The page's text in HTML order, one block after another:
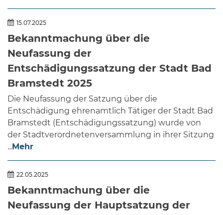
15.07.2025
Bekanntmachung über die
Neufassung der
Entschädigungssatzung der Stadt Bad
Bramstedt 2025
Die Neufassung der Satzung über die
Entschädigung ehrenamtlich Tätiger der Stadt Bad
Bramstedt (Entschädigungssatzung) wurde von
der Stadtverordnetenversammlung in ihrer Sitzung
...Mehr
22.05.2025
Bekanntmachung über die
Neufassung der Hauptsatzung der